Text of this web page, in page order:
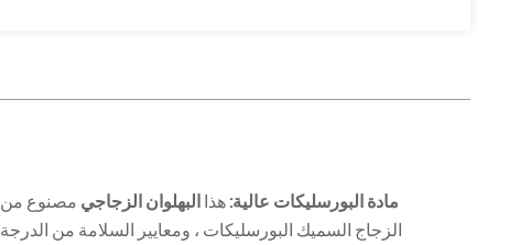
مادة البورسليكات عالية:هذا البهلوان الزجاجي مصنوع من
الزجاج السميك البورسليكات ، ومعايير السلامة من الدرجة